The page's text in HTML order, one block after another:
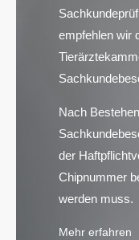
empfehlen wir
Nach
der
Chipnummer
werden muss.
Mehr erfahren